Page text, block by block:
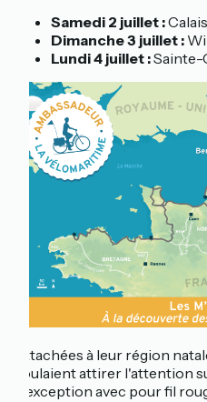
Samedi 2 juillet :
Dimanche 3 juillet :
Lundi 4 juillet :Sainte-
Attachées à leur région
voulaient attirer l'attention
d'exception avec pour fil